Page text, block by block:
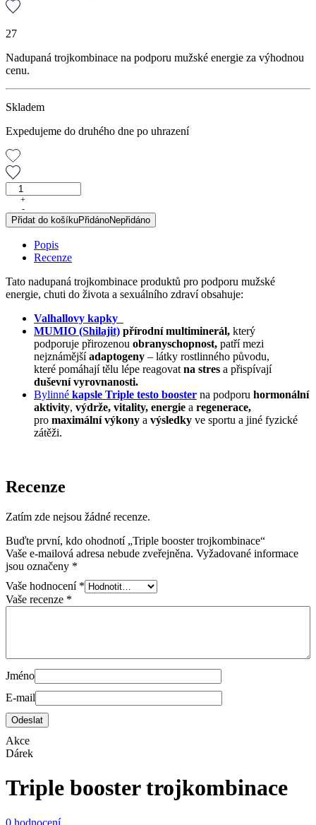
27
Nadupaná trojkombinace na podporu mužské energie za výhodnou
cenu.
Skladem
Expedujeme do druhého dne po uhrazení
Triple
booster
trojkombinace
množství
+
-
Přidat do košíkuPřidánoNepřidáno
Popis
Recenze
Tato nadupaná trojkombinace produktů pro podporu mužské
energie, chuti do života a sexuálního zdraví obsahuje:
Valhallovy kapky
MUMIO (Shilajit) přírodní multiminerál, který
podporuje přirozenou obranyschopnost, patří mezi
nejznámějšíadaptogeny – látky rostlinného původu,
které pomáhají tělu lépe reagovat na stres a přispívají
duševní vyrovnanosti.
Bylinné kapsle Triple testo booster na podporu hormonální
aktivity, výdrže, vitality, energie a regenerace,
pro maximální výkony a výsledky ve sportu a jiné fyzické
zátěži.
Recenze
Zatím zde nejsou žádné recenze.
Buďte první, kdo ohodnotí „Triple booster trojkombinace“
Vaše e-mailová adresa nebude zveřejněna. Vyžadované informace
jsou označeny *
Vaše hodnocení *
Vaše recenze *
Jméno
E-mail
Akce
Dárek
Triple booster trojkombinace
0 hodnocení